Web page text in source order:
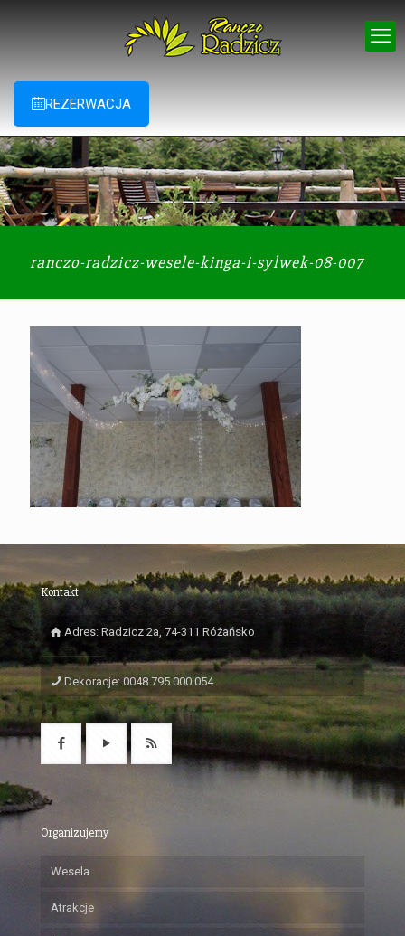
REZERWACJA
ranczo-radzicz-wesele-kinga-i-sylwek-08-007
Kontakt
Adres: Radzicz 2a, 74-311 Różańsko
Dekoracje: 0048 795 000 054
Organizujemy
Wesela
Atrakcje